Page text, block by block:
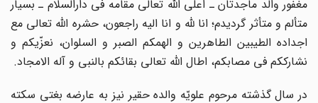
مغفور والد ماجدتان ـ اعلی الله تعالی مقامه فی دارالسلام ـ بسیار
متألم و متأثر گردیدم؛ انا لله و انا الیه راجعون، حشره الله تعالی مع
اجداده الطیبین الطاهرین و الهمکم الصبر و السلوان، نعزّیکم و
نشارککم فی مصابکم، اطال الله تعالی بقائکم بالنبی و آله الامجاد.
در سال گذشته مرحوم علویّه والده حقیر نیز به عارضه بغتی سکته